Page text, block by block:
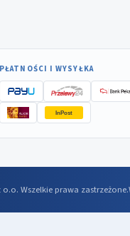
PŁATNOŚCI I WYSYŁKA
InPost
o.o. Wszelkie prawa zastrzeżone.